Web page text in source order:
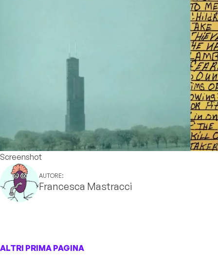
Screenshot
AUTORE:
Francesca Mastracci
ALTRI PRIMA PAGINA